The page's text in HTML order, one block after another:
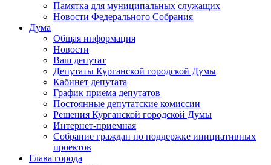
Памятка для муниципальных служащих
Новости Федерального Cобрания
Дума
Общая информация
Новости
Ваш депутат
Депутаты Курганской городской Думы
Кабинет депутата
График приема депутатов
Постоянные депутатские комиссии
Решения Курганской городской Думы
Интернет-приемная
Собрание граждан по поддержке инициативных
проектов
Глава города